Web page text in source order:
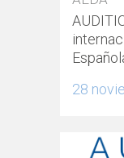
28